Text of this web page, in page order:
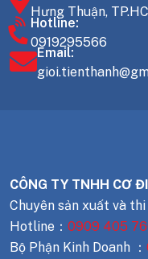
Hưng Thuận,
Hotline:
0919295566
Email:
CÔNG TY TNHH CƠ
Chuyên sản xuất và
Hotline： 0909 405
Bộ Phận Kinh Doanh ：